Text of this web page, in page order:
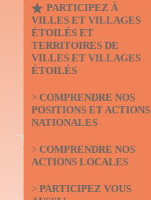
PARTICIPEZ À
VILLES ET VILLAGES
ÉTOILÉS ET
TERRITOIRES DE
VILLES ET VILLAGES
ÉTOILÉS
> COMPRENDRE NOS
POSITIONS ET ACTIONS
NATIONALES
> COMPRENDRE NOS
ACTIONS LOCALES
> PARTICIPEZ VOUS